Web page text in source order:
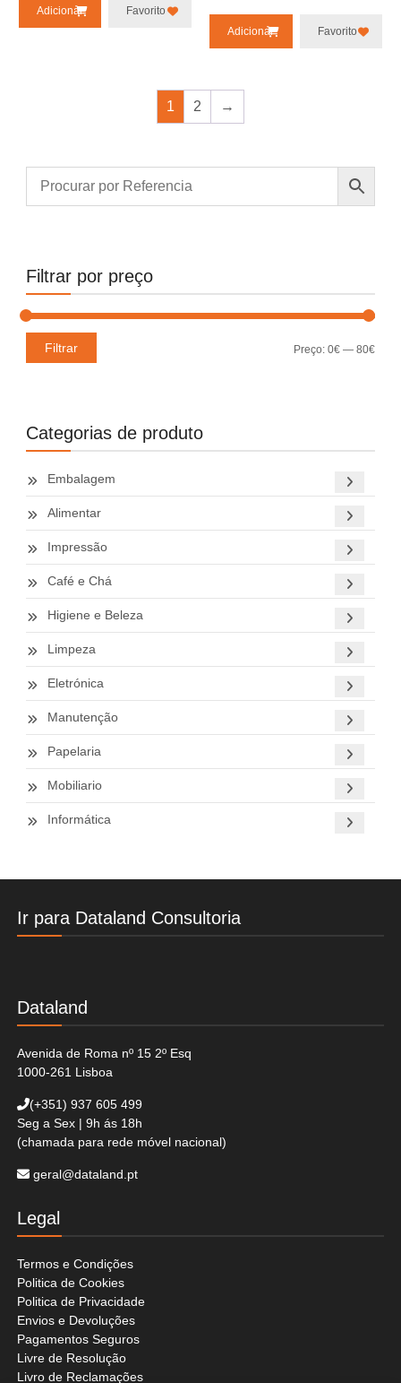
Adicionar Favorito
Adicionar Favorito
1 2 →
Filtrar por preço
Filtrar Preço:0€ —80€
Categorias de produto
Embalagem
Alimentar
Impressão
Café e Chá
Higiene e Beleza
Limpeza
Eletrónica
Manutenção
Papelaria
Mobiliario
Informática
Ir para Dataland Consultoria
Dataland
Avenida de Roma nº 15 2º Esq
1000-261 Lisboa
(+351) 937 605 499
Seg a Sex | 9h ás 18h
(chamada para rede móvel nacional)
geral@dataland.pt
Legal
Termos e Condições
Politica de Cookies
Politica de Privacidade
Envios e Devoluções
Pagamentos Seguros
Livre de Resolução
Livro de Reclamações